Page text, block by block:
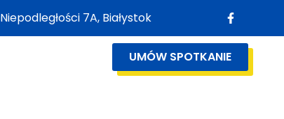
Niepodległości 7A, Białystok
UMÓW SPOTKANIE